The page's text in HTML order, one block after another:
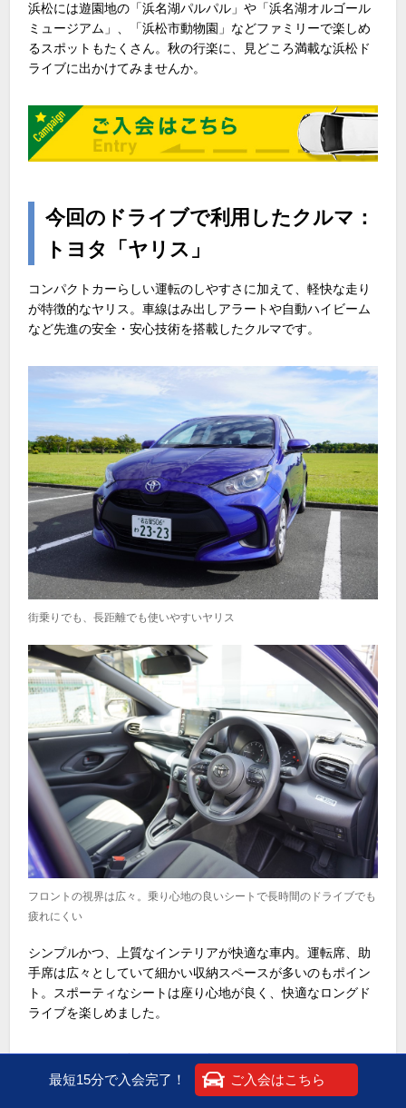
浜松には遊園地の「浜名湖パルパル」や「浜名湖オルゴール
ミュージアム」、「浜松市動物園」などファミリーで楽しめ
るスポットもたくさん。秋の行楽に、見どころ満載な浜松ド
ライブに出かけてみませんか。
今回のドライブで利用したクルマ：
トヨタ「ヤリス」
コンパクトカーらしい運転のしやすさに加えて、軽快な走り
が特徴的なヤリス。車線はみ出しアラートや自動ハイビーム
など先進の安全・安心技術を搭載したクルマです。
街乗りでも、長距離でも使いやすいヤリス
フロントの視界は広々。乗り心地の良いシートで長時間のドライブでも
疲れにくい
シンプルかつ、上質なインテリアが快適な車内。運転席、助
手席は広々としていて細かい収納スペースが多いのもポイン
ト。スポーティなシートは座り心地が良く、快適なロングド
ライブを楽しめました。
＜今回のドライブのカーシェア料金＞
・プラン：ベーシック
最短15分で入会完了！ ご入会はこちら